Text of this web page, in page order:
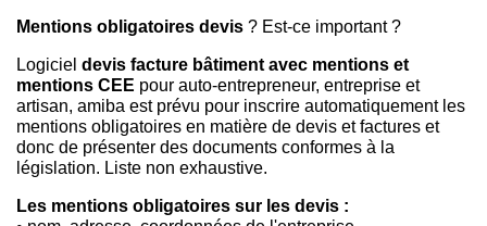
Mentions obligatoires devis ? Est-ce important ?
Logiciel devis facture bâtiment avec mentions et
mentions CEE pour auto-entrepreneur, entreprise et
artisan, amiba est prévu pour inscrire automatiquement les
mentions obligatoires en matière de devis et factures et
donc de présenter des documents conformes à la
législation. Liste non exhaustive.
Les mentions obligatoires sur les devis :